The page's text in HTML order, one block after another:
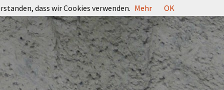
dass wir Cookies verwenden. Mehr OK